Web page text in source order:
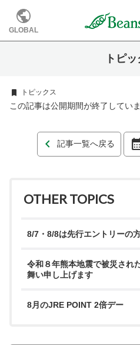
GLOBAL
トピ
トピックス
この記事は公開期間が終了していま
記事一覧へ戻る
OTHER TOPICS
8/7・8/8は先行エントリーの
令和８年熊本地震で被災され
舞い申し上げます
8月のJRE POINT 2倍デー